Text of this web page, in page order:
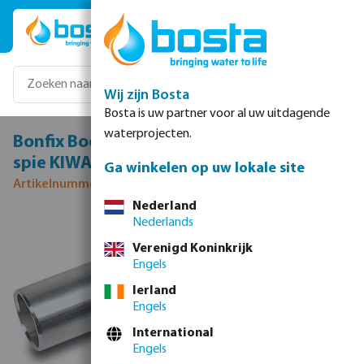
Ga naar de hoofdinhoud
Bonfix Bocht 90° RVS 316L 42 mm pers x
spie KIWA
Artikelnummer 0085102
Afbeeldingengalerij overslaan
Wij zijn Bosta
Bosta is uw partner voor al uw uitdagende
waterprojecten.
Ga winkelen op uw lokale site
Nederland
Nederlands
Verenigd Koninkrijk
Engels
Ierland
Engels
International
Engels